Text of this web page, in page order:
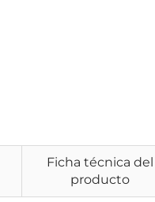
Ficha técnica del
producto